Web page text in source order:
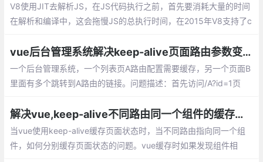
V8使用JIT去解析JS，在JS代码执行之前，首先要消耗大量的时间
在解析和编译中，这会拖慢JS的总执行时间，在2015年V8支持了c
vue后台管理系统解决keep-alive页面路由参数变化时缓存问题
一个后台管理系统，一个列表页A路由配置需要缓存，另一个页面B
里面有多个跳转到A路由的链接。问题描述：首先访问/A?id=1页
缓存，数据还是id=1的数据，并没有更新。
解决vue,keep-alive不同路由同一个组件的缓存问题
当vue使用keep-alive缓存页面状态时，当不同路由指向同一个组
件，如何分别缓存页面状态的问题。vue缓存时如果发现组件相